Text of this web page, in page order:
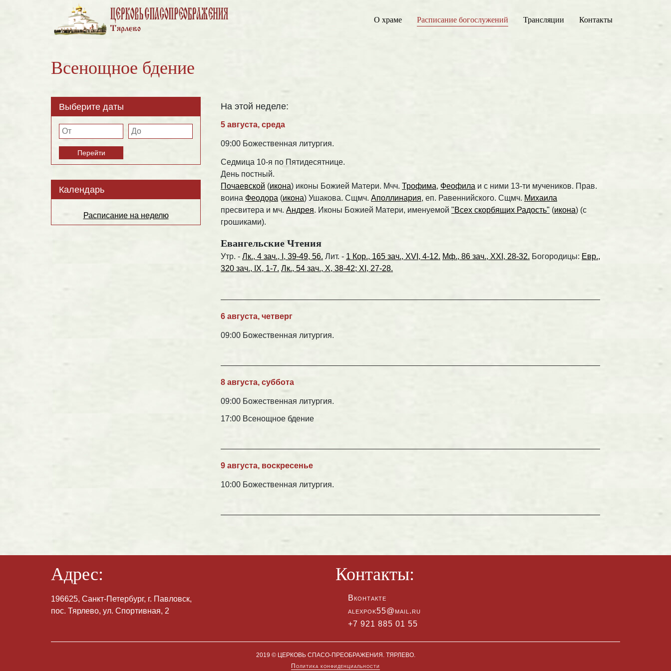
О храме Расписание богослужений Трансляции Контакты
Всенощное бдение
Выберите даты
Перейти
Календарь
Расписание на неделю
На этой неделе:
5 августа, среда
09:00 Божественная литургия.
Седмица 10-я по Пятидесятнице.
День постный.
Почаевской (икона) иконы Божией Матери. Мчч. Трофима, Феофила и с ними 13-ти мучеников. Прав.
воина Феодора (икона) Ушакова. Сщмч. Аполлинария, еп. Равеннийского. Сщмч. Михаила
пресвитера и мч. Андрея. Иконы Божией Матери, именуемой "Всех скорбящих Радость" (икона) (с
грошиками).
Евангельские Чтения
Утр. - Лк., 4 зач., I, 39-49, 56. Лит. - 1 Кор., 165 зач., XVI, 4-12. Мф., 86 зач., XXI, 28-32. Богородицы: Евр.,
320 зач., IX, 1-7. Лк., 54 зач., X, 38-42; XI, 27-28.
6 августа, четверг
09:00 Божественная литургия.
8 августа, суббота
09:00 Божественная литургия.
17:00 Всенощное бдение
9 августа, воскресенье
10:00 Божественная литургия.
Адрес:
196625, Санкт-Петербург, г. Павловск,
пос. Тярлево, ул. Спортивная, 2
Контакты:
Вконтакте
alexpok55@mail.ru
+7 921 885 01 55
2019 © ЦЕРКОВЬ СПАСО-ПРЕОБРАЖЕНИЯ. ТЯРЛЕВО.
Политика конфиденциальности